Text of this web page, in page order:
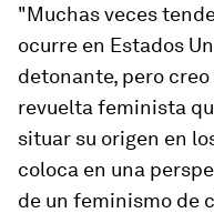
"Muchas veces
ocurre en Estados
detonante, pero
revuelta feminista
situar su origen en
coloca en una
de un feminismo de